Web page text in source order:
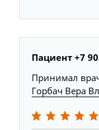
Пациент +7
Принимал
Горбач Вера